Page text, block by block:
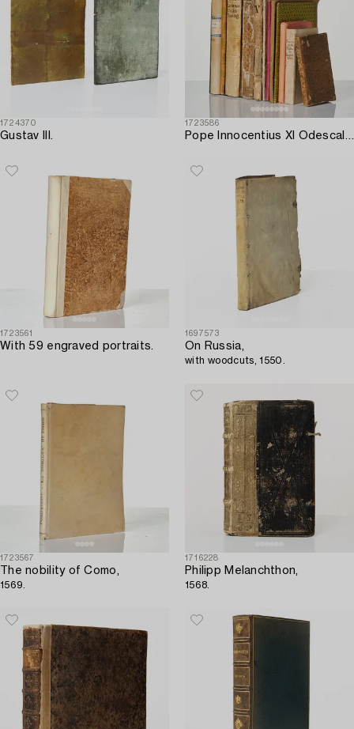
1724370
Gustav III.
1723586
Pope Innocentius XI Odescalchi.
1723561
With 59 engraved portraits.
1697573
On Russia,
with woodcuts, 1550.
1723567
The nobility of Como,
1569.
1716228
Philipp Melanchthon,
1568.